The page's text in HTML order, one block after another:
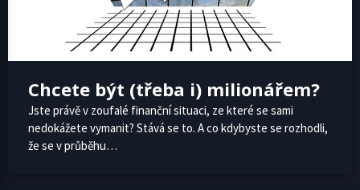
Chcete být (třeba i) milionářem?
Jste právě v zoufalé finanční situaci, ze které se sami
nedokážete vymanit? Stává se to. A co kdybyste se rozhodli,
že se v průběhu…